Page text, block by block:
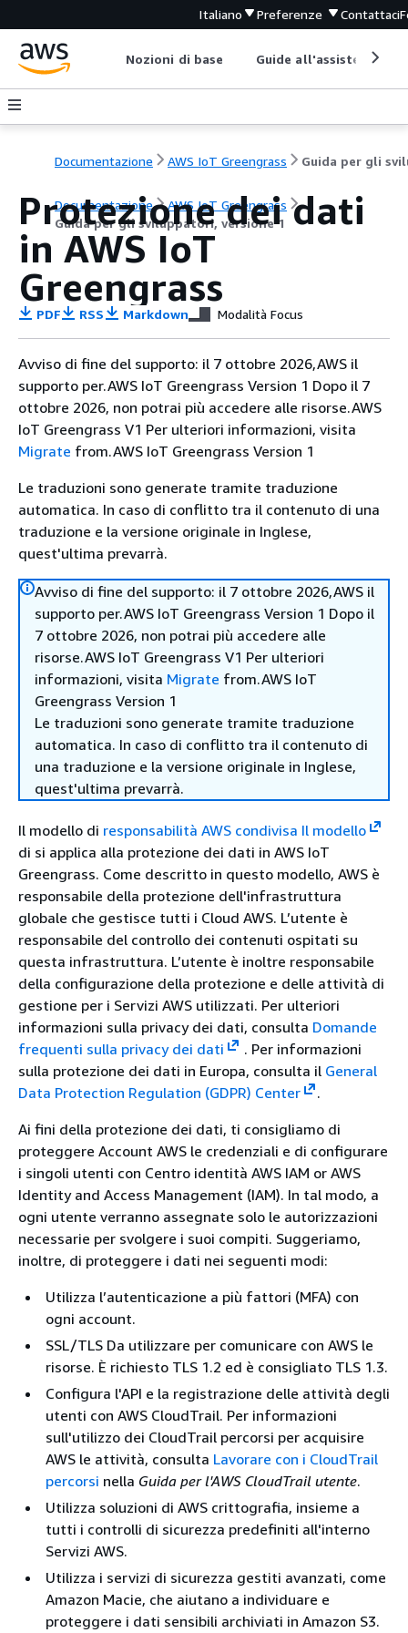
Italiano Preferenze Contattaci
Nozioni di base Guide all'assistenza
Documentazione AWS IoT Greengrass
Documentazione
AWS IoT Greengrass
Guida per gli sviluppatori, versione 1
Protezione dei dati
in AWS IoT
Greengrass
PDF RSS Markdown Modalità Focus
Avviso di fine del supporto: il 7 ottobre 2026,AWS il
supporto per.AWS IoT Greengrass Version 1 Dopo il 7
ottobre 2026, non potrai più accedere alle risorse.AWS
IoT Greengrass V1 Per ulteriori informazioni, visita
Migrate from.AWS IoT Greengrass Version 1
Le traduzioni sono generate tramite traduzione
automatica. In caso di conflitto tra il contenuto di una
traduzione e la versione originale in Inglese,
quest'ultima prevarrà.
Avviso di fine del supporto: il 7 ottobre 2026,AWS il
supporto per.AWS IoT Greengrass Version 1 Dopo il
7 ottobre 2026, non potrai più accedere alle
risorse.AWS IoT Greengrass V1 Per ulteriori
informazioni, visita Migrate from.AWS IoT
Greengrass Version 1
Le traduzioni sono generate tramite traduzione
automatica. In caso di conflitto tra il contenuto di
una traduzione e la versione originale in Inglese,
quest'ultima prevarrà.
Il modello di responsabilità AWS condivisa Il modello
di si applica alla protezione dei dati in AWS IoT
Greengrass. Come descritto in questo modello, AWS è
responsabile della protezione dell'infrastruttura
globale che gestisce tutti i Cloud AWS. L’utente è
responsabile del controllo dei contenuti ospitati su
questa infrastruttura. L’utente è inoltre responsabile
della configurazione della protezione e delle attività di
gestione per i Servizi AWS utilizzati. Per ulteriori
informazioni sulla privacy dei dati, consulta Domande
frequenti sulla privacy dei dati
. Per informazioni
sulla protezione dei dati in Europa, consulta il General
Data Protection Regulation (GDPR) Center
.
Ai fini della protezione dei dati, ti consigliamo di
proteggere Account AWS le credenziali e di configurare
i singoli utenti con Centro identità AWS IAM or AWS
Identity and Access Management (IAM). In tal modo, a
ogni utente verranno assegnate solo le autorizzazioni
necessarie per svolgere i suoi compiti. Suggeriamo,
inoltre, di proteggere i dati nei seguenti modi:
Utilizza l’autenticazione a più fattori (MFA) con
ogni account.
SSL/TLS Da utilizzare per comunicare con AWS le
risorse. È richiesto TLS 1.2 ed è consigliato TLS 1.3.
Configura l'API e la registrazione delle attività degli
utenti con AWS CloudTrail. Per informazioni
sull'utilizzo dei CloudTrail percorsi per acquisire
AWS le attività, consulta Lavorare con i CloudTrail
percorsi nella Guida per l'AWS CloudTrail utente.
Utilizza soluzioni di AWS crittografia, insieme a
tutti i controlli di sicurezza predefiniti all'interno
Servizi AWS.
Utilizza i servizi di sicurezza gestiti avanzati, come
Amazon Macie, che aiutano a individuare e
proteggere i dati sensibili archiviati in Amazon S3.